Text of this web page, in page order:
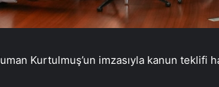
Kurtulmuş’un imzasıyla kanun teklifi